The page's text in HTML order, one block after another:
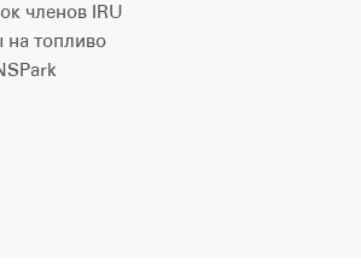
членов IRU
на топливо